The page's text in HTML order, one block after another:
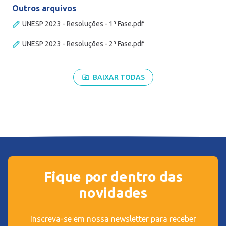
Outros arquivos
UNESP 2023 - Resoluções - 1ª Fase.pdf
UNESP 2023 - Resoluções - 2ª Fase.pdf
BAIXAR TODAS
Fique por dentro das
novidades
Inscreva-se em nossa newsletter para receber